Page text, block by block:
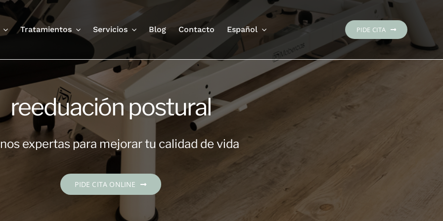
Tratamientos Servicios Blog Contacto Español PIDE CITA
reeduación postural
expertas para mejorar tu calidad de vida
PIDE CITA ONLINE